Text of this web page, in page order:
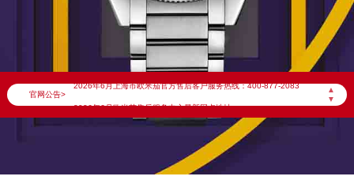
官网公告>
▲
▼
2026年6月欧米茄上海市售后服务网络优化升级公告
2026年6月上海市欧米茄官方售后客户服务热线：400-877-2083
2026年6月欧米茄售后服务中心最新网点地址：
上海市黄浦区南京东路299号宏伊国际广场写字楼8层806室欧米茄售后服务中心（需提前预约）